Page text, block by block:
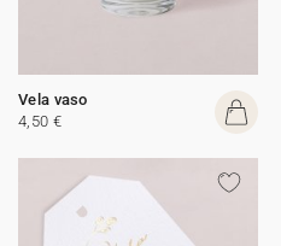
Vela vaso
4,50 €